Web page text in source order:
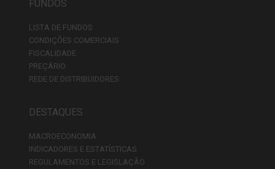
FUNDOS
LISTA DE FUNDOS
CONDIÇÕES COMERCIAIS
FISCALIDADE
PREÇÁRIO
REDE DE DISTRIBUIDORES
DESTAQUES
MACROECONOMIA
INDICADORES E ESTATÍSTICAS
REGULAMENTOS E LEGISLAÇÃO